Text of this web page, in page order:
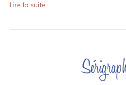
Lire la suite